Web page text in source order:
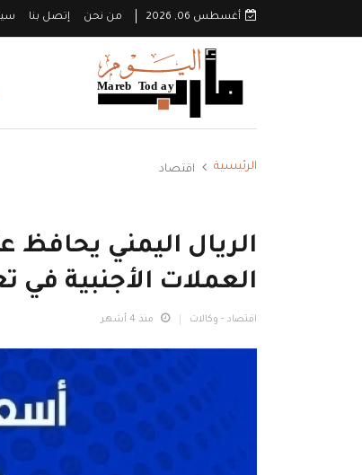
أغسطس 06, 2026 من نحن إتصل بنا
الرئيسية اقتصاد
الريال اليمني
العملات الأجنبية في
اقتصاد - وكالات منذ 4 أشهر